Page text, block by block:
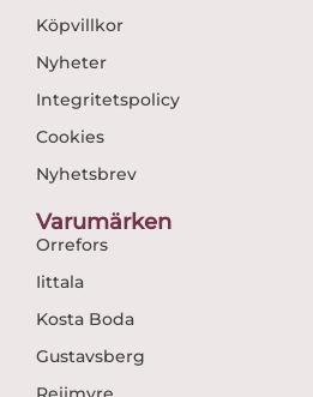
Köpvillkor
Nyheter
Integritetspolicy
Cookies
Nyhetsbrev
Varumärken
Orrefors
Iittala
Kosta Boda
Gustavsberg